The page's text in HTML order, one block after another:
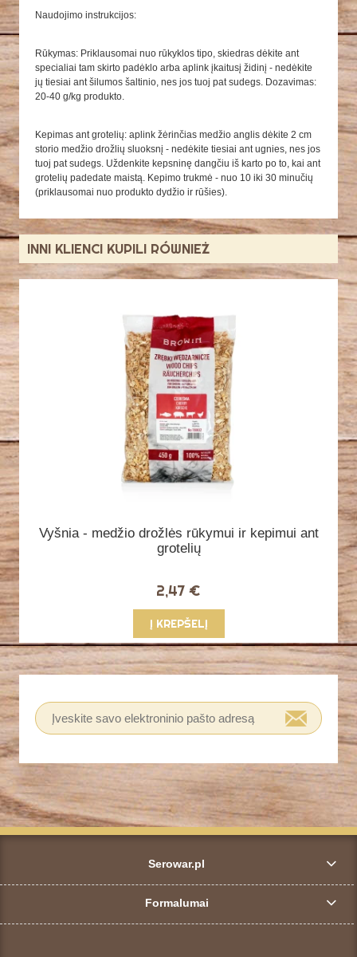
Naudojimo instrukcijos:
Rūkymas: Priklausomai nuo rūkyklos tipo, skiedras dėkite ant
specialiai tam skirto padėklo arba aplink įkaitusį židinį - nedėkite
jų tiesiai ant šilumos šaltinio, nes jos tuoj pat sudegs. Dozavimas:
20-40 g/kg produkto.
Kepimas ant grotelių: aplink žėrinčias medžio anglis dėkite 2 cm
storio medžio drožlių sluoksnį - nedėkite tiesiai ant ugnies, nes jos
tuoj pat sudegs. Uždenkite kepsninę dangčiu iš karto po to, kai ant
grotelių padedate maistą. Kepimo trukmė - nuo 10 iki 30 minučių
(priklausomai nuo produkto dydžio ir rūšies).
INNI KLIENCI KUPILI RÓWNIEŻ
Vyšnia - medžio drožlės rūkymui ir kepimui ant
grotelių
2,47 €
Į KREPŠELĮ
Serowar.pl
Formalumai